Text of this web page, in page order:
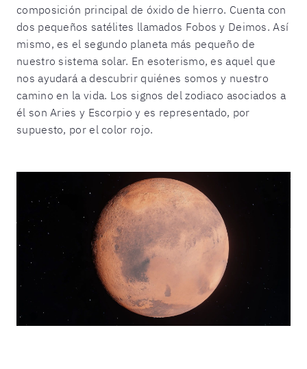
composición principal de óxido de hierro. Cuenta con
dos pequeños satélites llamados Fobos y Deimos. Así
mismo, es el segundo planeta más pequeño de
nuestro sistema solar. En esoterismo, es aquel que
nos ayudará a descubrir quiénes somos y nuestro
camino en la vida. Los signos del zodiaco asociados a
él son Aries y Escorpio y es representado, por
supuesto, por el color rojo.